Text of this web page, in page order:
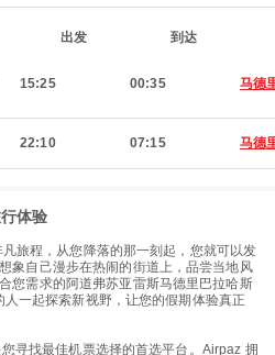
出发 到达
15:25 00:35 马德
22:10 07:15 马德
体验
旅程，从您降落的那一刻起，您就可以发
象自己漫步在热闹的街道上，品尝当地风
您需求的阿道弗苏亚雷斯马德里巴拉哈斯
一起探索新视野，让您的假期体验真正
寻找最佳机票选择的首选平台。Airpaz 拥